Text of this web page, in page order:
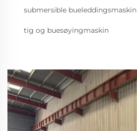
submersible bueleddingsmaskin
tig og buesøyingmaskin